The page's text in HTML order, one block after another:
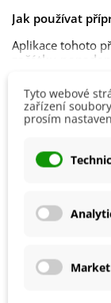
Jak používat
Aplikace tohoto
začátku
Účinkuje pouze
zasaženi, proto
důkladně.
obalu výrobku.
Detaily
Výrobce
Mohlo by se
Tyto webové
zařízení
prosím